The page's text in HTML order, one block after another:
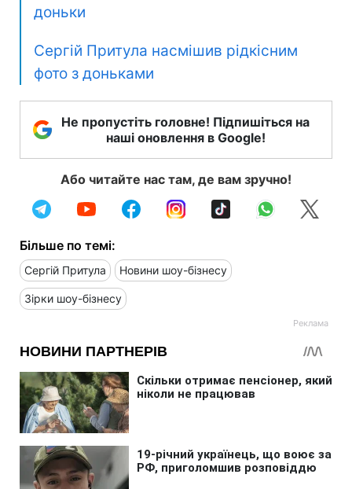
доньки
Сергій Притула насмішив рідкісним
фото з доньками
Не пропустіть головне! Підпишіться на
наші оновлення в Google!
Або читайте нас там, де вам зручно!
Більше по темі:
Сергій Притула Новини шоу-бізнесу
Зірки шоу-бізнесу